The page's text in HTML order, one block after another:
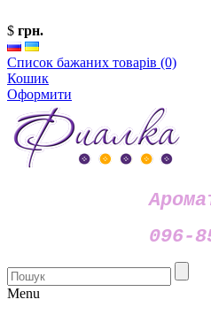
$ грн.
Список бажаних товарів (0)
Кошик
Оформити
096-
Menu